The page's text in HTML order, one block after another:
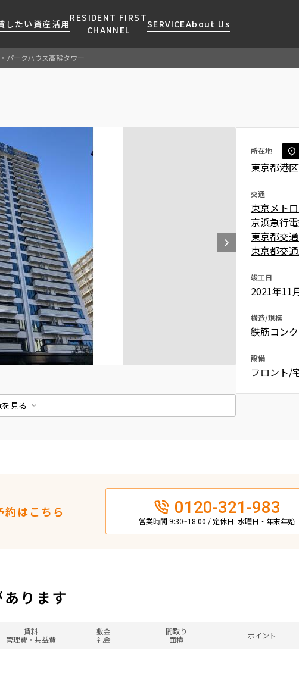
したい 資産活用
RESIDENT FIRST
CHANNEL
SERVICEAbout Us
事業案内
採用情報
ニュースリリース
お問い合わせ
駅・沿線から探す
地図から探す
キーワードから探す
新着情報から探す
ニュースから探す
新着募集情報
当社限定(港区・渋谷区以外)
商店街のある暮らし
住まいのコラム
RESIDENT FIRST
MEMBERS登録
RESIDENT FIRST
ご入居・提携サービス
お部屋探しからご契約まで
よくあるご質問
社宅紹介
【仲介会社様向け】当社仲介
事業部取り扱い物件入居申
込
パークハウス高輪タワー
見る
所在地
東京都港
交通
東京メト
京浜急行
東京都交
東京都交
竣工日
2021年11
構造/規模
鉄筋コン
設備
フロント/
約はこちら 0120-321-983
営業時間 9:30~18:00 / 定休日: 水曜日・年末年始
ります
賃料
管理費・共益費
敷金
礼金
間取り
面積
ポイント